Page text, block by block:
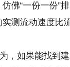
佛“一份一份”
测流动速度比
，如果能找到